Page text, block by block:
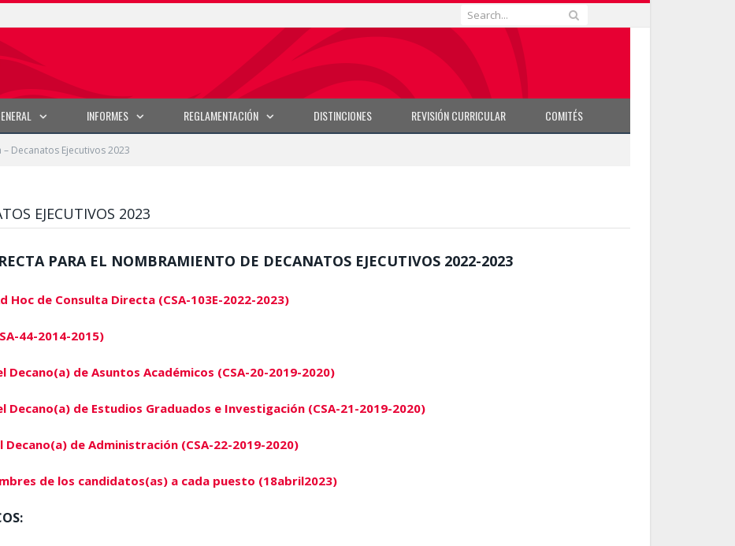
INFORMES REGLAMENTACIÓN DISTINCIONES REVISIÓN CURRICULAR COMITÉS
Decanatos Ejecutivos 2023
EJECUTIVOS 2023
PARA EL NOMBRAMIENTO DE DECANATOS EJECUTIVOS 2022-2023
Hoc de Consulta Directa (CSA-103E-2022-2023)
44-2014-2015)
de Asuntos Académicos (CSA-20-2019-2020)
de Estudios Graduados e Investigación (CSA-21-2019-2020)
de Administración (CSA-22-2019-2020)
de los candidatos(as) a cada puesto (18abril2023)